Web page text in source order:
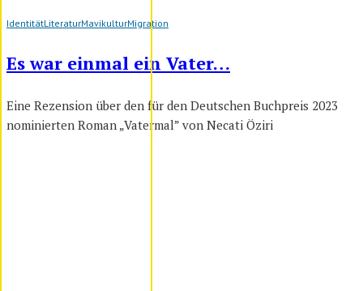
IdentitätLiteraturMavikulturMigration
Es war einmal ein Vater…
Eine Rezension über den für den Deutschen Buchpreis 2023
nominierten Roman „Vatermal” von Necati Öziri